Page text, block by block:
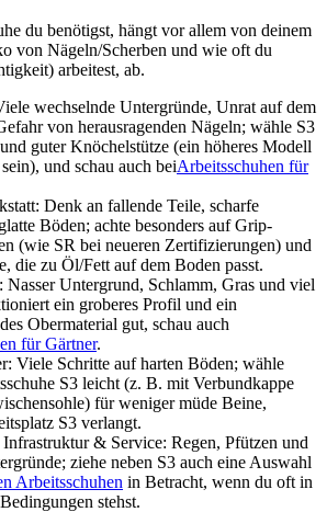
du benötigst, hängt vor allem von deinem
von Nägeln/Scherben und wie oft du
arbeitest, ab.
wechselnde Untergründe, Unrat auf dem
von herausragenden Nägeln; wähle S3
guter Knöchelstütze (ein höheres Modell
und schau auch beiArbeitsschuhen für
Denk an fallende Teile, scharfe
Böden; achte besonders auf Grip-
(wie SR bei neueren Zertifizierungen) und
die zu Öl/Fett auf dem Boden passt.
Nasser Untergrund, Schlamm, Gras und viel
ein groberes Profil und ein
Obermaterial gut, schau auch
für Gärtner.
Viele Schritte auf harten Böden; wähle
S3 leicht (z. B. mit Verbundkappe
für weniger müde Beine,
S3 verlangt.
& Service: Regen, Pfützen und
ziehe neben S3 auch eine Auswahl
Arbeitsschuhen in Betracht, wenn du oft in
stehst.